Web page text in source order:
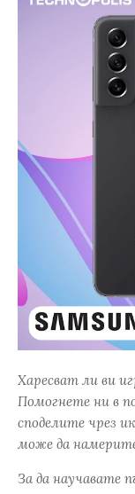
Харесват ли ви
Помогнете ни в
споделите чрез
може да
За да научавате